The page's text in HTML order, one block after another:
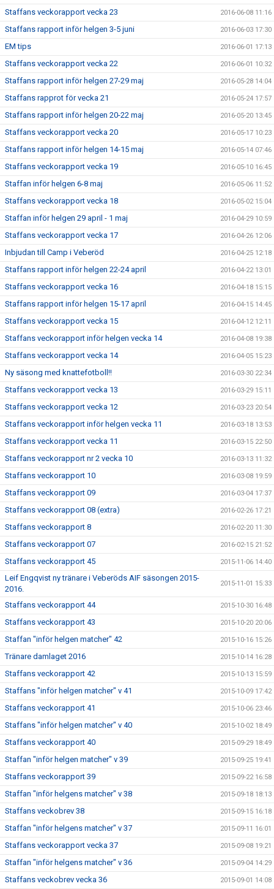
Staffans veckorapport vecka 23 2016-06-08 11:16
Staffans rapport inför helgen 3-5 juni 2016-06-03 17:30
EM tips 2016-06-01 17:13
Staffans veckorapport vecka 22 2016-06-01 10:32
Staffans rapport inför helgen 27-29 maj 2016-05-28 14:04
Staffans rapprot för vecka 21 2016-05-24 17:57
Staffans rapport inför helgen 20-22 maj 2016-05-20 13:45
Staffans veckorapport vecka 20 2016-05-17 10:23
Staffans rapport inför helgen 14-15 maj 2016-05-14 07:46
Staffans veckorapport vecka 19 2016-05-10 16:45
Staffan inför helgen 6-8 maj 2016-05-06 11:52
Staffans veckorapport vecka 18 2016-05-02 15:04
Staffan inför helgen 29 april - 1 maj 2016-04-29 10:59
Staffans veckorapport vecka 17 2016-04-26 12:06
Inbjudan till Camp i Veberöd 2016-04-25 12:18
Staffans rapport inför helgen 22-24 april 2016-04-22 13:01
Staffans veckorapport vecka 16 2016-04-18 15:15
Staffans rapport inför helgen 15-17 april 2016-04-15 14:45
Staffans veckorapport vecka 15 2016-04-12 12:11
Staffans veckorapport inför helgen vecka 14 2016-04-08 19:38
Staffans veckorapport vecka 14 2016-04-05 15:23
Ny säsong med knattefotboll!! 2016-03-30 22:34
Staffans veckorapport vecka 13 2016-03-29 15:11
Staffans veckorapport vecka 12 2016-03-23 20:54
Staffans veckorapport inför helgen vecka 11 2016-03-18 13:53
Staffans veckorapport vecka 11 2016-03-15 22:50
Staffans veckorapport nr 2 vecka 10 2016-03-13 11:32
Staffans veckorapport 10 2016-03-08 19:59
Staffans veckorapport 09 2016-03-04 17:37
Staffans veckorapport 08 (extra) 2016-02-26 17:21
Staffans veckorapport 8 2016-02-20 11:30
Staffans veckorapport 07 2016-02-15 21:52
Staffans veckorapport 45 2015-11-06 14:40
Leif Engqvist ny tränare i Veberöds AIF säsongen 2015-
2016.
2015-11-01 15:33
Staffans veckorapport 44 2015-10-30 16:48
Staffans veckorapport 43 2015-10-20 20:06
Staffan "inför helgen matcher" 42 2015-10-16 15:26
Tränare damlaget 2016 2015-10-14 16:28
Staffans veckorapport 42 2015-10-13 15:59
Staffans "inför helgen matcher" v 41 2015-10-09 17:42
Staffans veckorapport 41 2015-10-06 23:46
Staffans "inför helgen matcher" v 40 2015-10-02 18:49
Staffans veckorapport 40 2015-09-29 18:49
Staffan "inför helgen matcher" v 39 2015-09-25 19:41
Staffans veckorapport 39 2015-09-22 16:58
Staffan "inför helgens matcher" v 38 2015-09-18 18:13
Staffans veckobrev 38 2015-09-15 16:18
Staffan "inför helgens matcher" v 37 2015-09-11 16:01
Staffans veckorapport vecka 37 2015-09-08 19:21
Staffan "inför helgens matcher" v 36 2015-09-04 14:29
Staffans veckobrev vecka 36 2015-09-01 14:08